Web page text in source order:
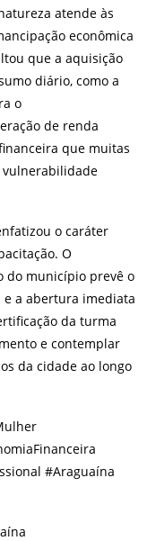
atende às
econômica
que a aquisição
diário, como a
o
de renda
que muitas
vulnerabilidade
o caráter
O
do município prevê o
a abertura imediata
da turma
e contemplar
da cidade ao longo
#Araguaína